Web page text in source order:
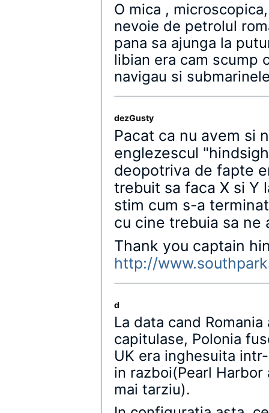
O mica ,
nevoie de petrolul
pana sa ajunga la
libian era cam scump
navigau si
dezGusty
Pacat ca nu avem si
englezescul
deopotriva de fapte
trebuit sa faca X si Y
stim cum s-a
cu cine trebuia sa ne
Thank you captain
http://
d
La data cand
capitulase, Polonia
UK era inghesuita
in razboi(Pearl Harbor
mai tarziu).